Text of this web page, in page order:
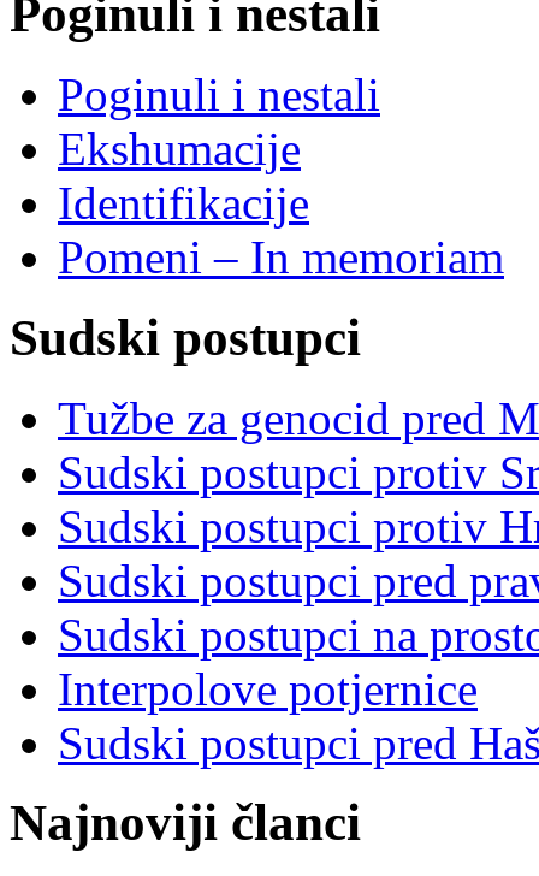
Poginuli i nestali
Poginuli i nestali
Ekshumacije
Identifikacije
Pomeni – In memoriam
Sudski postupci
Tužbe za genocid pred
Sudski postupci protiv
Sudski postupci protiv
Sudski postupci pred
Sudski postupci na
Interpolove potjernice
Sudski postupci pred
Najnoviji članci